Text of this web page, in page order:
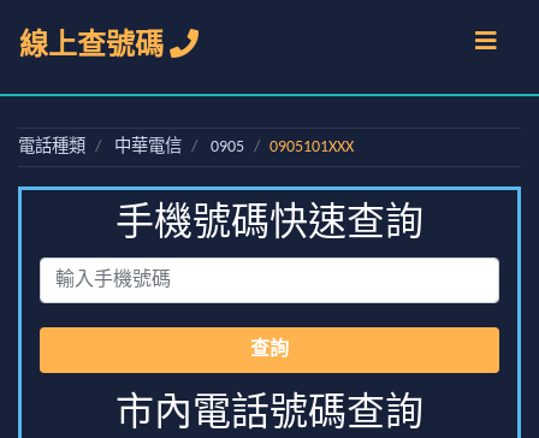
線上查號碼
電話種類 中華電信 0905 0905101XXX
手機號碼快速查詢
查詢
市內電話號碼查詢